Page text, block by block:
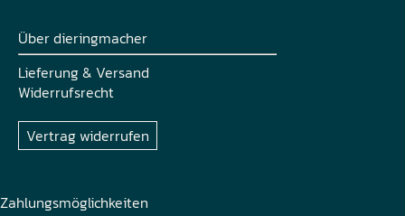
Über dieringmacher
Lieferung & Versand
Widerrufsrecht
Vertrag widerrufen
Zahlungsmöglichkeiten